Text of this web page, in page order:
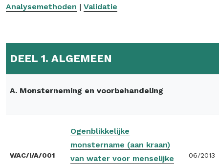
Analysemethoden | Validatie
DEEL 1. ALGEMEEN
A. Monsterneming en voorbehandeling
WAC/I/A/001
Ogenblikkelijke
monstername (aan kraan)
van water voor menselijke
06/2013